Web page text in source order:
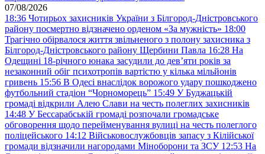
07/08/2026
18:36 Чотирьох захисників України з Білгород-Дністровського
району посмертно відзначено орденом «За мужність» 18:00
Трагічно обірвалося життя звільненого з полону захисника з
Білгород-Дністровського району Щербини Павла 16:28 На
Одещині 18-річного юнака засудили до дев’яти років за
незаконний обіг психотропів вартістю у кілька мільйонів
гривень 15:56 В Одесі внаслідок ворожого удару пошкоджено
футбольний стадіон “Чорноморець” 15:49 У Буджацькій
громаді відкрили Алею Слави на честь полеглих захисників
14:48 У Бессарабській громаді розпочали громадське
обговорення щодо перейменування вулиці на честь полеглого
поліцейського 14:12 Військовослужбовців запасу з Кілійської
громади відзначили нагородами Міноборони та ЗСУ 12:53 На